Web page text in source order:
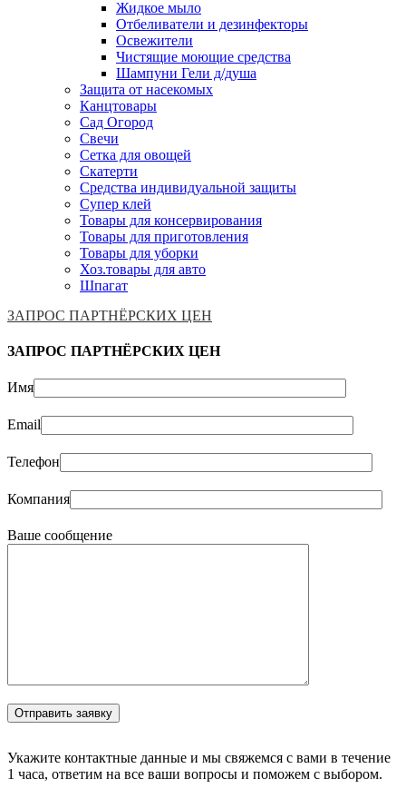
Жидкое мыло
Отбеливатели и дезинфекторы
Освежители
Чистящие моющие средства
Шампуни Гели д/душа
Защита от насекомых
Канцтовары
Сад Огород
Свечи
Сетка для овощей
Скатерти
Средства индивидуальной защиты
Супер клей
Товары для консервирования
Товары для приготовления
Товары для уборки
Хоз.товары для авто
Шпагат
ЗАПРОС ПАРТНЁРСКИХ ЦЕН
ЗАПРОС ПАРТНЁРСКИХ ЦЕН
Имя
Email
Телефон
Компания
Ваше сообщение
Укажите контактные данные и мы свяжемся с вами в течение
1 часа, ответим на все ваши вопросы и поможем с выбором.